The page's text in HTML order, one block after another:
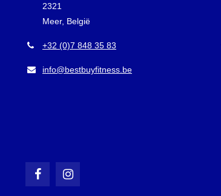
2321
Meer, België
+32 (0)7 848 35 83
info@bestbuyfitness.be